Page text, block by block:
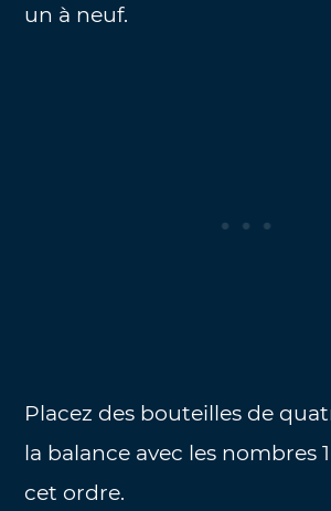
un à neuf.
Placez des bouteilles de
la balance avec les nombres
cet ordre.